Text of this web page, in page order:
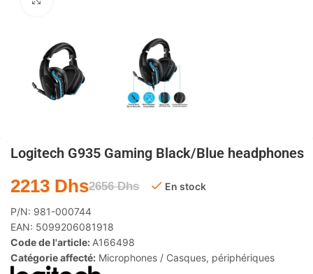
Logitech G935 Gaming Black/Blue headphones
2656Dhs
2213 Dhs En stock
P/N: 981-000744
EAN: 5099206081918
Code de l'article: A166498
Catégorie affecté: Microphones / Casques, périphériques